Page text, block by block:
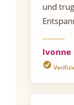
und
Ivonne